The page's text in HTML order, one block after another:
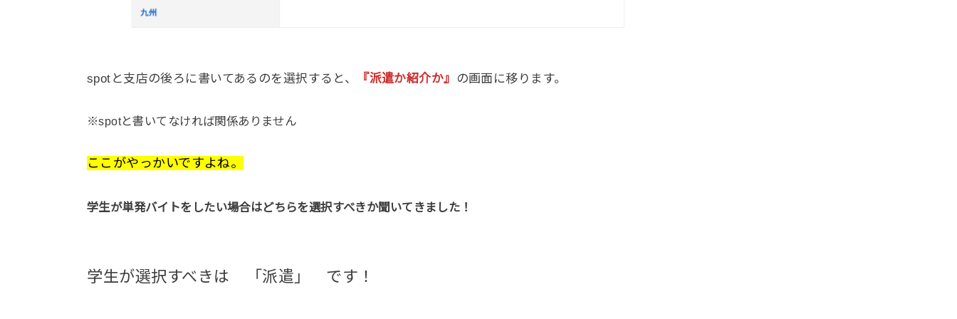
spotと支店の後ろに書いてあるのを選択すると、 『派遣か紹介か』 の画面に移ります。
※spotと書いてなければ関係ありません
ここがやっかいですよね。
学生が単発バイトをしたい場合はどちらを選択すべきか聞いてきました！
学生が選択すべきは 「派遣」 です！